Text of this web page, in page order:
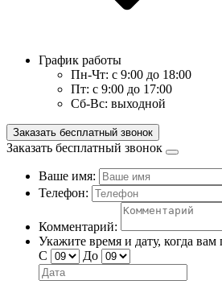
График работы
Пн-Чт: с 9:00 до 18:00
Пт: с 9:00 до 17:00
Сб-Вс: выходной
Заказать бесплатный звонок
Заказать бесплатный звонок
Ваше имя:
Телефон:
Комментарий:
Укажите время и дату, когда вам
С
До